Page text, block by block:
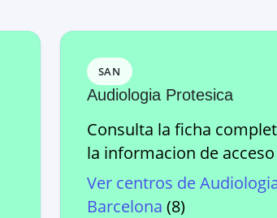
SAN
Audiologia Protesica
Consulta la ficha
la informacion de
Ver centros de
Barcelona (8)